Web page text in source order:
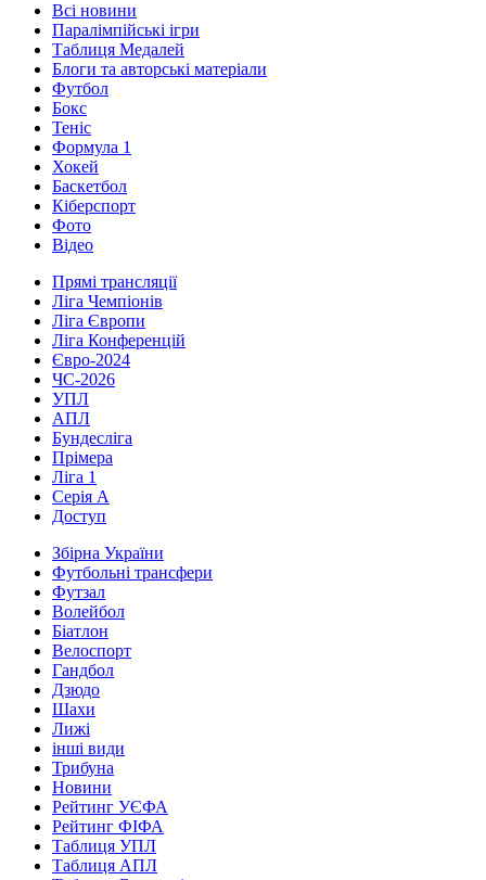
Всі новини
Паралімпійські ігри
Таблиця Медалей
Блоги та авторські матеріали
Футбол
Бокс
Теніс
Формула 1
Хокей
Баскетбол
Кіберспорт
Фото
Відео
Прямі трансляції
Ліга Чемпіонів
Ліга Європи
Ліга Конференцій
Євро-2024
ЧС-2026
УПЛ
АПЛ
Бундесліга
Прімера
Ліга 1
Серія А
Доступ
Збірна України
Футбольні трансфери
Футзал
Волейбол
Біатлон
Велоспорт
Гандбол
Дзюдо
Шахи
Лижі
інші види
Трибуна
Новини
Рейтинг УЄФА
Рейтинг ФІФА
Таблиця УПЛ
Таблиця АПЛ